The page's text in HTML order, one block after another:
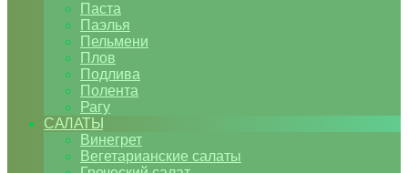
Паста
Паэлья
Пельмени
Плов
Подлива
Полента
Рагу
САЛАТЫ
Винегрет
Вегетарианские салаты